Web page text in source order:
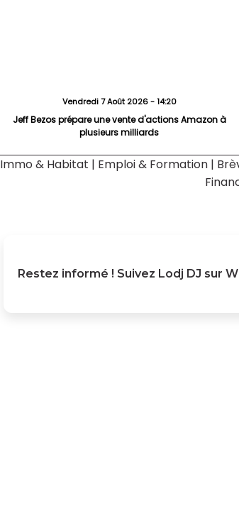
Vendredi 7 Août 2026 - 14:20
Jeff Bezos prépare une vente d'actions Amazon à
plusieurs milliards
Immo & Habitat | Emploi & Formation |
Restez informé ! Suivez Lodj DJ sur